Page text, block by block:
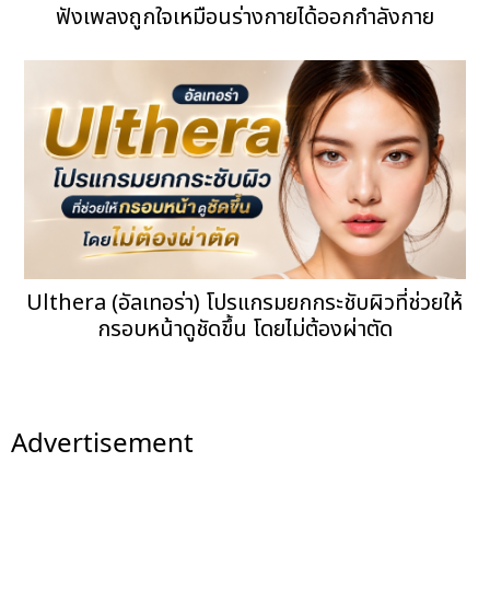
ฟังเพลงถูกใจเหมือนร่างกายได้ออกกำลังกาย
Ulthera (อัลเทอร่า) โปรแกรมยกกระชับผิวที่ช่วยให้
กรอบหน้าดูชัดขึ้น โดยไม่ต้องผ่าตัด
Advertisement